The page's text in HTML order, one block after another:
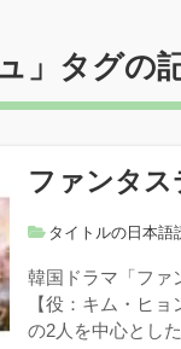
」タグの
ファンタス
タイトルの日本語
韓国ドラマ「ファ
【役：キム・ヒ
の2人を中心とし